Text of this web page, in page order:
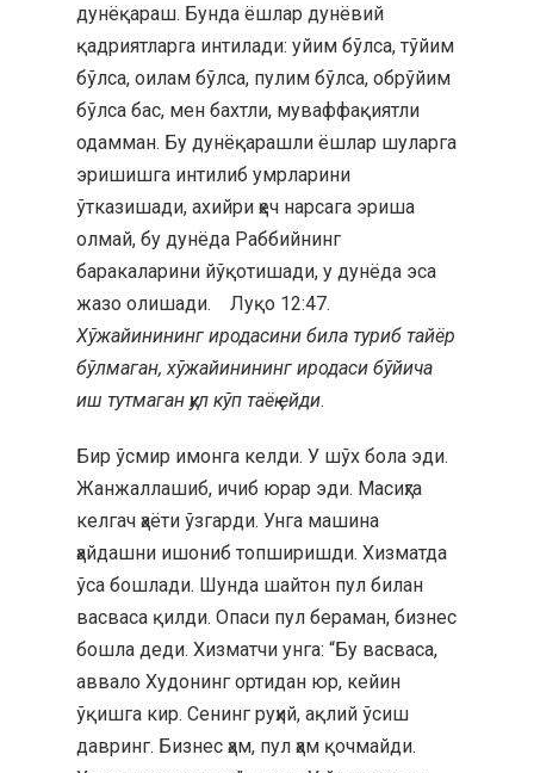
дунёқараш. Бунда ёшлар дунёвий
қадриятларга интилади: уйим бўлса, тўйим
бўлса, оилам бўлса, пулим бўлса, обрўйим
бўлса бас, мен бахтли, муваффақиятли
одамман. Бу дунёқарашли ёшлар шуларга
эришишга интилиб умрларини
ўтказишади, ахийри ҳеч нарсага эриша
олмай, бу дунёда Раббийнинг
баракаларини йўқотишади, у дунёда эса
жазо олишади. Луқо 12:47.
Хўжайинининг иродасини била туриб тайёр
бўлмаган, хўжайинининг иродаси бўйича
иш тутмаган қул кўп таёқ ейди.
Бир ўсмир имонга келди. У шўх бола эди.
Жанжаллашиб, ичиб юрар эди. Масиҳга
келгач ҳаёти ўзгарди. Унга машина
ҳайдашни ишониб топширишди. Хизматда
ўса бошлади. Шунда шайтон пул билан
васваса қилди. Опаси пул бераман, бизнес
бошла деди. Хизматчи унга: “Бу васваса,
аввало Худонинг ортидан юр, кейин
ўқишга кир. Сенинг руҳий, ақлий ўсиш
давринг. Бизнес ҳам, пул ҳам қочмайди.